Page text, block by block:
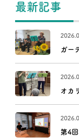
最新記事
ガー
オカ
第4